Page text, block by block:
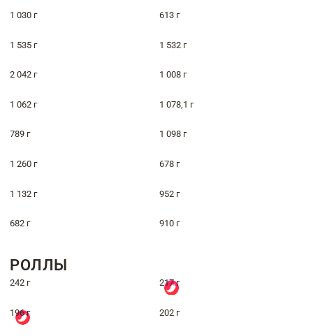
1 030 г 613 г
1 535 г 1 532 г
2 042 г 1 008 г
1 062 г 1 078,1 г
789 г 1 098 г
1 260 г 678 г
1 132 г 952 г
682 г 910 г
РОЛЛЫ
242 г 217 г
196 г 202 г